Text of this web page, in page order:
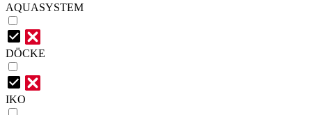
AQUASYSTEM
DÖCKE
IKO